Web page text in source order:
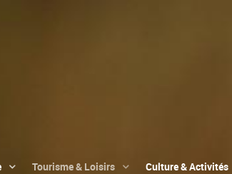
Tourisme & Loisirs Culture & Activités